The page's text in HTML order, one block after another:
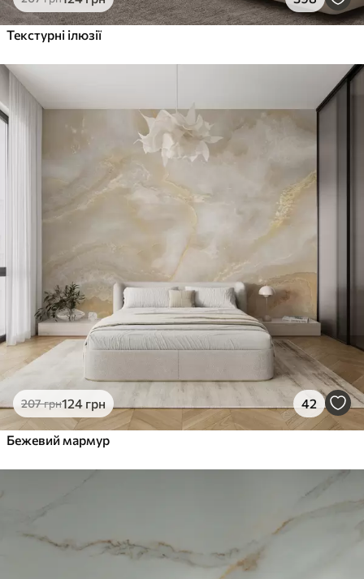
Текстурні ілюзії
207грн124 грн 42
Бежевий мармур